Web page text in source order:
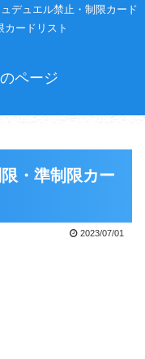
デュエル禁止・制限カード
カードリスト
ページ
・準制限カー
2023/07/01